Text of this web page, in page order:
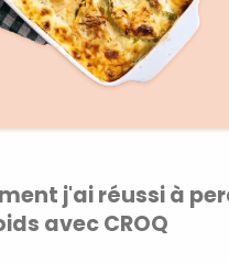
j'ai réussi à
avec CROQ